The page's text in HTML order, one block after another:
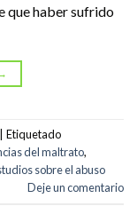
que haber sufrido
Etiquetado
del maltrato,
sobre el abuso
Deje un comentario